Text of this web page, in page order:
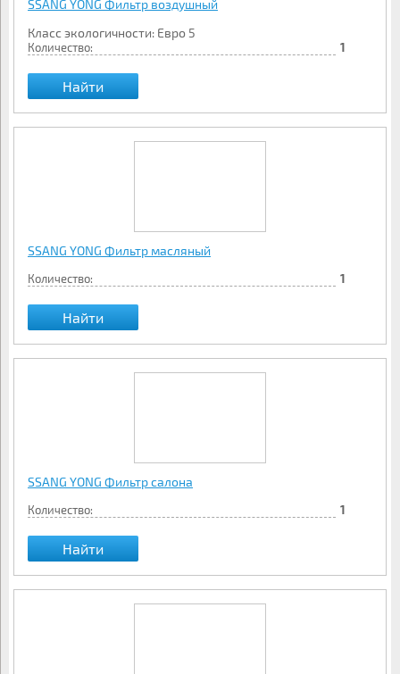
SSANG YONG Фильтр воздушный
Класс экологичности: Евро 5
Количество: 1
Найти
SSANG YONG Фильтр масляный
Количество: 1
Найти
SSANG YONG Фильтр салона
Количество: 1
Найти